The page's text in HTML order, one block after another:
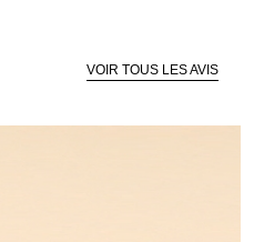
VOIR TOUS LES AVIS